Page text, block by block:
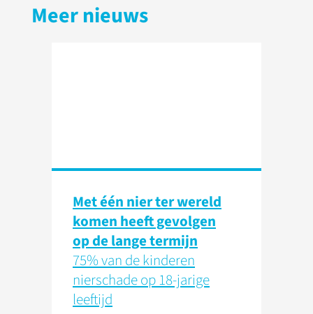
Meer nieuws
Met één nier ter wereld
komen heeft gevolgen
op de lange termijn
75% van de kinderen
nierschade op 18-jarige
leeftijd